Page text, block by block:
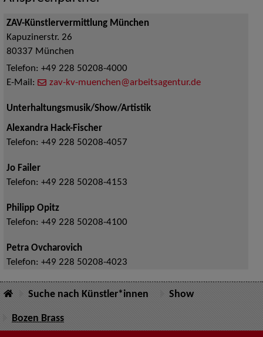
ZAV-Künstlervermittlung München
Kapuzinerstr. 26
80337 München
Telefon: +49 228 50208-4000
E-Mail:
zav-kv-muenchen@arbeitsagentur.de
Unterhaltungsmusik/Show/Artistik
Alexandra Hack-Fischer
Telefon: +49 228 50208-4057
Jo Failer
Telefon: +49 228 50208-4153
Philipp Opitz
Telefon: +49 228 50208-4100
Petra Ovcharovich
Telefon: +49 228 50208-4023
Suche nach Künstler*innen Show
Bozen Brass